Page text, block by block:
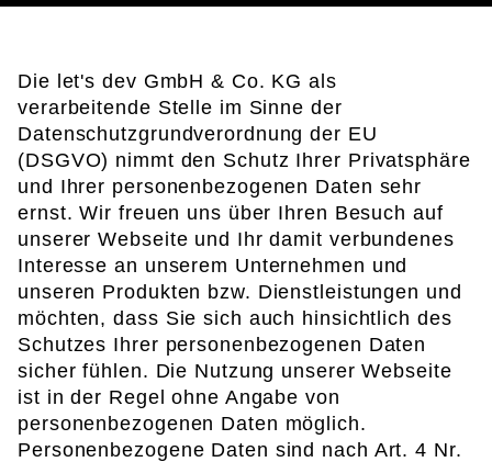
Die let's dev GmbH & Co. KG als
verarbeitende Stelle im Sinne der
Datenschutzgrundverordnung der EU
(DSGVO) nimmt den Schutz Ihrer Privatsphäre
und Ihrer personenbezogenen Daten sehr
ernst. Wir freuen uns über Ihren Besuch auf
unserer Webseite und Ihr damit verbundenes
Interesse an unserem Unternehmen und
unseren Produkten bzw. Dienstleistungen und
möchten, dass Sie sich auch hinsichtlich des
Schutzes Ihrer personenbezogenen Daten
sicher fühlen. Die Nutzung unserer Webseite
ist in der Regel ohne Angabe von
personenbezogenen Daten möglich.
Personenbezogene Daten sind nach Art. 4 Nr.